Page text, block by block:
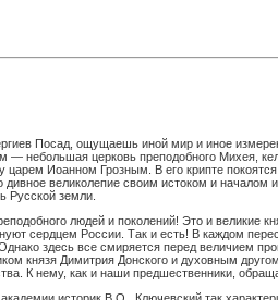
Посад, ощущаешь иной мир и иное
— небольшая церковь преподобного Михея,
Иоанном Грозным. В его крипте
великолепие своим истоком и
Русской земли.
людей и поколений! Это и великие
сердцем России. Так и есть! В каждом
здесь все смиряется перед величием
князя Димитрия Донского и духовным
К нему, как и наши предшественники,